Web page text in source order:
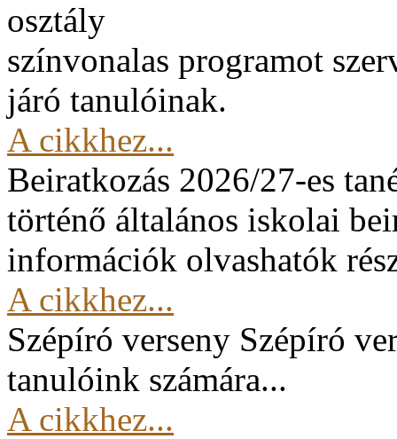
osztály
színvonalas programot
járó tanulóinak.
A cikkhez...
Beiratkozás 2026/27-es
történő általános iskolai
információk olvashatók
A cikkhez...
Szépíró verseny Szépíró
tanulóink számára...
A cikkhez...